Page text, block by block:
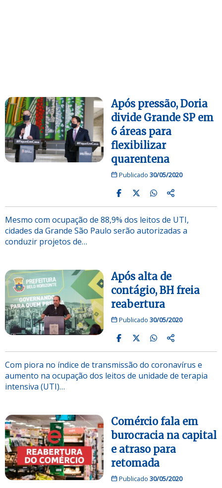
Após pressão, Doria
divide Grande SP em
6 áreas para
flexibilizar
quarentena
Publicado 30/05/2020
Mesmo com ocupação de 88,9% dos leitos de UTI,
cidades da Grande São Paulo serão autorizadas a
conduzir projetos de…
Após alta de
contágio, BH freia
reabertura
Publicado 30/05/2020
Com piora no índice de transmissão do coronavírus e
aumento na ocupação dos leitos de unidade de terapia
intensiva (UTI)…
Comércio fala em
burocracia na capital
e atraso para
retomada
Publicado 30/05/2020